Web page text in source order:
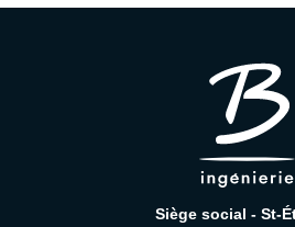
Siège social - St-